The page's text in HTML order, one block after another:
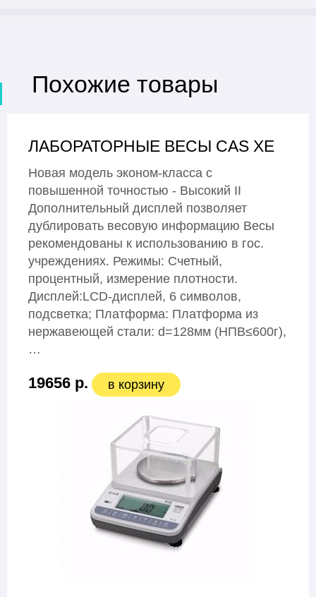
Похожие товары
ЛАБОРАТОРНЫЕ ВЕСЫ CAS XE
Новая модель эконом-класса с
повышенной точностью - Высокий II
Дополнительный дисплей позволяет
дублировать весовую информацию Весы
рекомендованы к использованию в гос.
учреждениях. Режимы: Счетный,
процентный, измерение плотности.
Дисплей:LCD-дисплей, 6 символов,
подсветка; Платформа: Платформа из
нержавеющей стали: d=128мм (НПВ≤600г),
…
19656 р. в корзину